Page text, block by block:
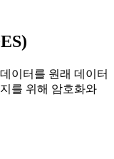
이터를 원래 데이터
를 위해 암호화와